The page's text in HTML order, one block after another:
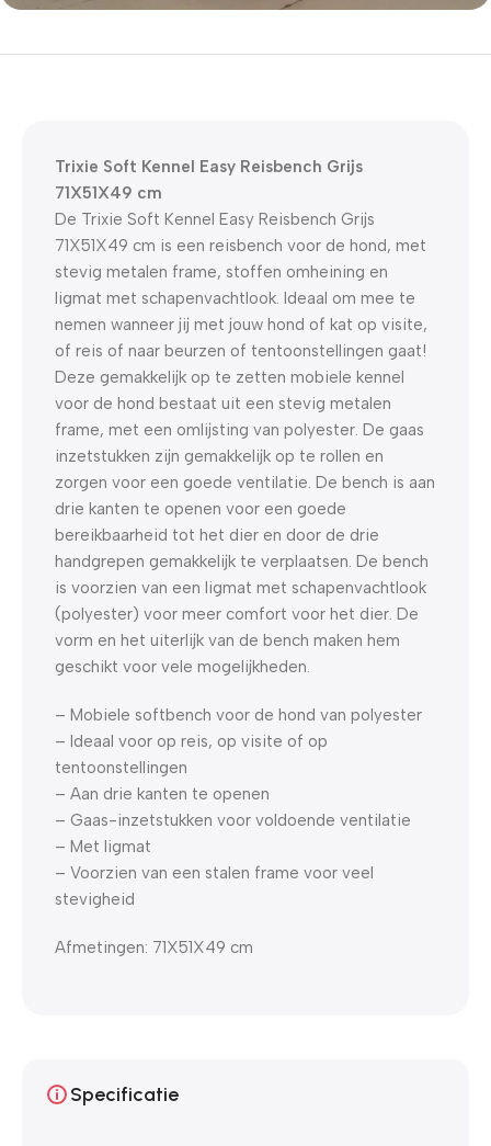
5% korting met code
Trixie Soft Kennel Easy Reisbench Grijs
71X51X49 cm
De Trixie Soft Kennel Easy Reisbench Grijs
71X51X49 cm is een reisbench voor de hond, met
stevig metalen frame, stoffen omheining en
ligmat met schapenvachtlook. Ideaal om mee te
nemen wanneer jij met jouw hond of kat op visite,
of reis of naar beurzen of tentoonstellingen gaat!
Deze gemakkelijk op te zetten mobiele kennel
voor de hond bestaat uit een stevig metalen
frame, met een omlijsting van polyester. De gaas
inzetstukken zijn gemakkelijk op te rollen en
zorgen voor een goede ventilatie. De bench is aan
drie kanten te openen voor een goede
bereikbaarheid tot het dier en door de drie
handgrepen gemakkelijk te verplaatsen. De bench
is voorzien van een ligmat met schapenvachtlook
(polyester) voor meer comfort voor het dier. De
vorm en het uiterlijk van de bench maken hem
geschikt voor vele mogelijkheden.
– Mobiele softbench voor de hond van polyester
– Ideaal voor op reis, op visite of op
tentoonstellingen
– Aan drie kanten te openen
– Gaas-inzetstukken voor voldoende ventilatie
– Met ligmat
– Voorzien van een stalen frame voor veel
stevigheid
Afmetingen: 71X51X49 cm
Specificatie